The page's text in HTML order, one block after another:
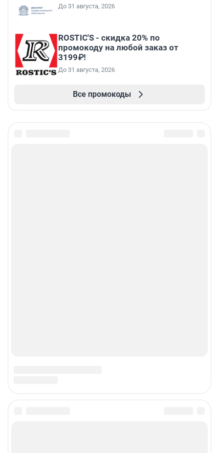
До 31 августа, 2026
ROSTIC'S - скидка 20% по
промокоду на любой заказ от
3199₽!
До 31 августа, 2026
Все промокоды